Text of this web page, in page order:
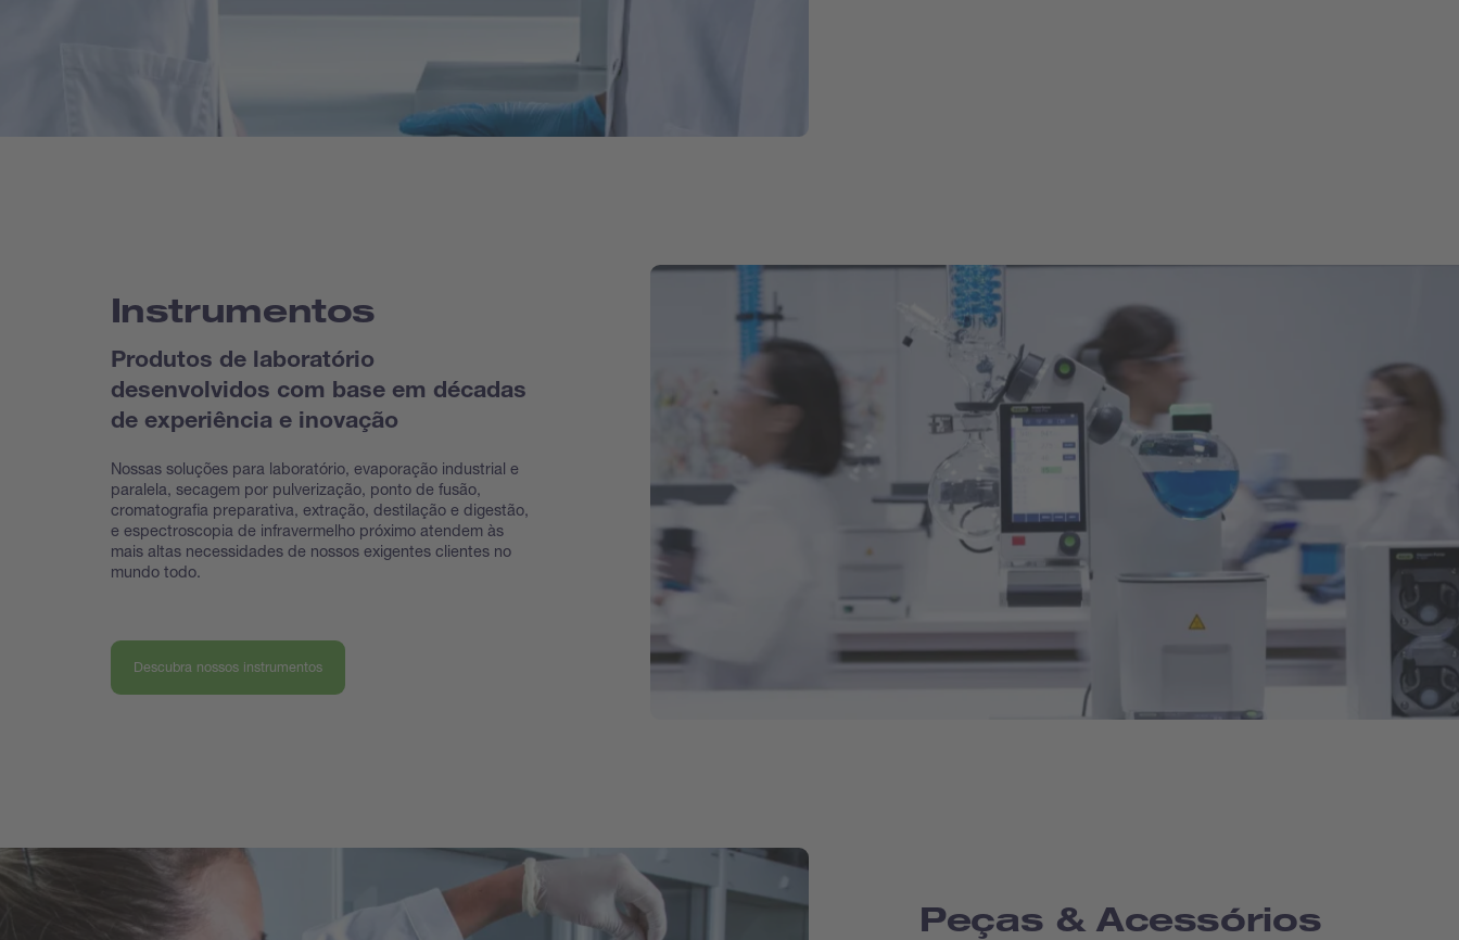
Instrumentos
Produtos de laboratório
desenvolvidos com base em décadas
de experiência e inovação
Nossas soluções para laboratório, evaporação industrial e
paralela, secagem por pulverização, ponto de fusão,
cromatografia preparativa, extração, destilação e digestão,
e espectroscopia de infravermelho próximo atendem às
mais altas necessidades de nossos exigentes clientes no
mundo todo.
Descubra nossos instrumentos
Peças & Acessórios